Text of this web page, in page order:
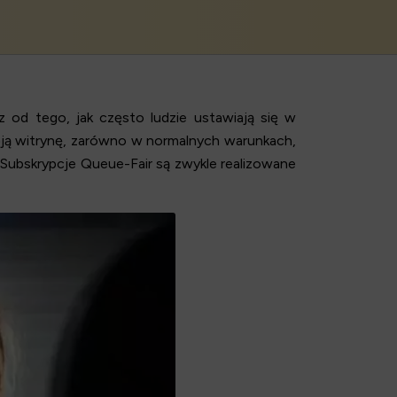
od tego, jak często ludzie ustawiają się w
witrynę, zarówno w normalnych warunkach,
Queue-Fair są zwykle realizowane